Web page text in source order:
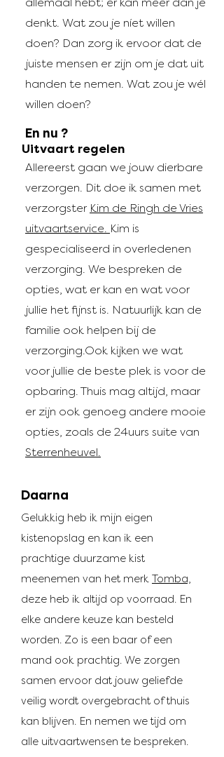
allemaal hebt; er kan meer dan je
denkt. Wat zou je níet willen
doen? Dan zorg ik ervoor dat de
juiste mensen er zijn om je dat uit
handen te nemen. Wat zou je wél
willen doen?
En nu ?
Allereerst gaan we jouw dierbare
verzorgen. Dit doe ik samen met
verzorgster Kim de Ringh de Vries
uitvaartservice. Kim is
gespecialiseerd in overledenen
verzorging. We bespreken de
opties, wat er kan en wat voor
jullie het fijnst is. Natuurlijk kan de
familie ook helpen bij de
verzorging.Ook kijken we wat
voor jullie de beste plek is voor de
opbaring. Thuis mag altijd, maar
er zijn ook genoeg andere mooie
opties, zoals de 24uurs suite van
Sterrenheuvel.
Uitvaart regelen
Daarna
Gelukkig heb ik mijn eigen
kistenopslag en kan ik een
prachtige duurzame kist
meenemen van het merk Tomba,
deze heb ik altijd op voorraad. En
elke andere keuze kan besteld
worden. Zo is een baar of een
mand ook prachtig. We zorgen
samen ervoor dat jouw geliefde
veilig wordt overgebracht of thuis
kan blijven. En nemen we tijd om
alle uitvaartwensen te bespreken.